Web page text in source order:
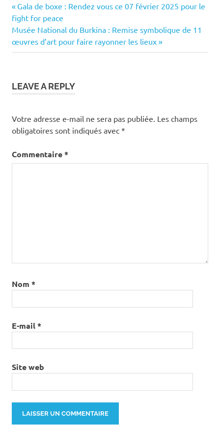
Navigation
de
l’article
Previous
Post:
Gala de boxe : Rendez vous ce 07 février 2025 pour le
fight for peace
Next
Post:
Musée National du Burkina : Remise symbolique de 11
œuvres d’art pour faire rayonner les lieux
LEAVE A REPLY
Votre adresse e-mail ne sera pas publiée. Les champs
obligatoires sont indiqués avec *
Commentaire*
Nom *
E-mail*
Site web